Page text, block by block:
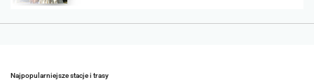
Najpopularniejsze stacje i trasy